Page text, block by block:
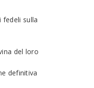
sulla
del loro
definitiva